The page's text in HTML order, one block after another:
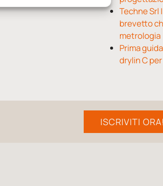
Techne Srl
brevetto
metrologia
Prima
drylin C
ISCRIVITI ORA!